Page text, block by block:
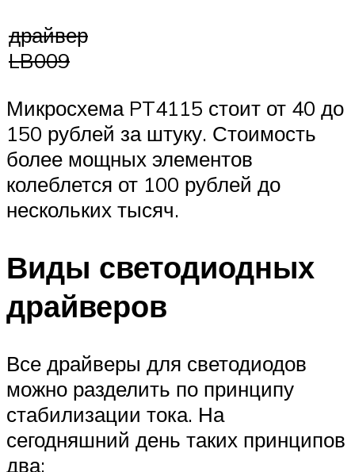
драйвер
LB009
Микросхема PT4115 стоит от 40 до
150 рублей за штуку. Стоимость
более мощных элементов
колеблется от 100 рублей до
нескольких тысяч.
Виды светодиодных
драйверов
Все драйверы для светодиодов
можно разделить по принципу
стабилизации тока. На
сегодняшний день таких принципов
два: